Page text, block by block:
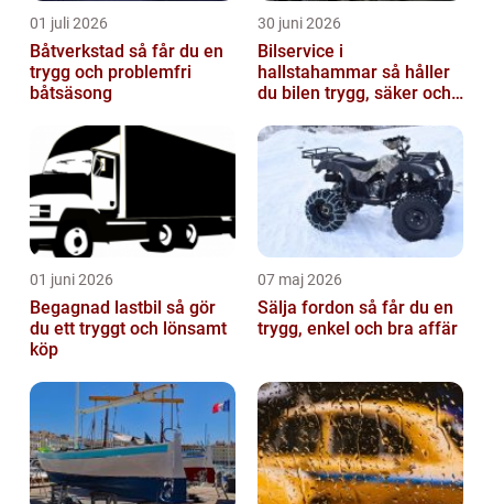
01 juli 2026
Båtverkstad så får du en
trygg och problemfri
båtsäsong
30 juni 2026
Bilservice i
hallstahammar så håller
du bilen trygg, säker och
01 juni 2026
Begagnad lastbil så gör
du ett tryggt och lönsamt
köp
07 maj 2026
Sälja fordon så får du en
trygg, enkel och bra affär